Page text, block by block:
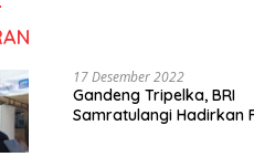
17 Desember 2022
Gandeng Tripelka, BRI
Samratulangi Hadirkan